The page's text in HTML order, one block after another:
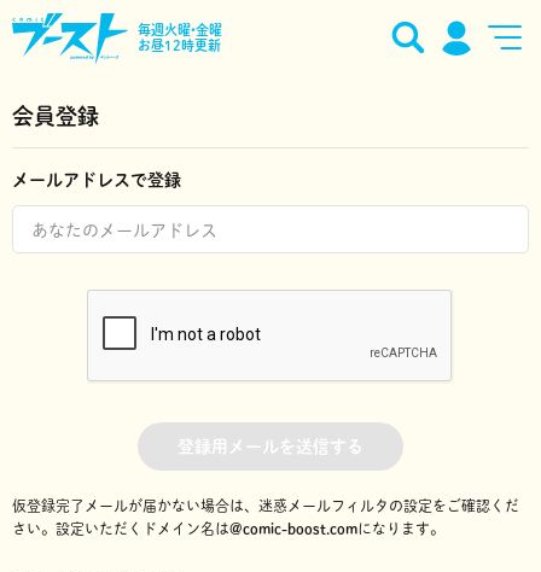
毎週火曜•金曜
お昼12時更新
会員登録
メールアドレスで登録
登録用メールを送信する
仮登録完了メールが届かない場合は、迷惑メールフィルタの設定をご確認くだ
さい。 設定いただくドメイン名は@comic-boost.comになります。